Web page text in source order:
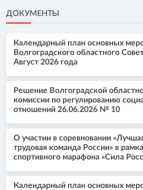
ДОКУМЕНТЫ
Календарный план основных
Волгоградского областного
Август 2026 года
Решение Волгоградской
комиссии по регулированию
отношений 26.06.2026 № 10
О участии в соревновании
трудовая команда России» в
спортивного марафона «Сила
Календарный план основных